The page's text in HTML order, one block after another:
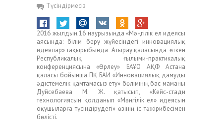
Түсіндірмесіз
2016 жылдың 16 наурызыңда «Мәңгілік ел идеясы
аясында: білім беру жүйесіндегі инновациялық
идеялар» тақырыбында Атырау қаласында өткен
Республикалық ғылыми-практикалық
конференциясына «Өрлеу» БАҰО АҚФ Астана
қаласы бойынша ПҚ БАИ «Инновациялық дамуды
әдістемелік қамтамасыз ету» бөлімінің бас маманы
Дуйсебаева М. Ж. қатысып, «Кейс-стади
технологиясын қолданып «Мәңгілік ел» идеясын
оқушыларға түсіндірудегі» өзінің іс-тәжірибесімен
бөлісті.